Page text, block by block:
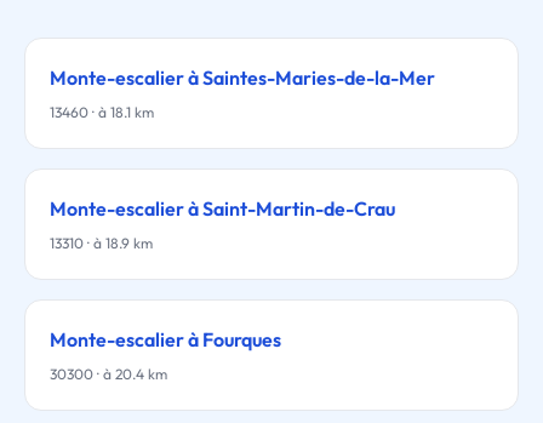
Monte-escalier à Saintes-Maries-de-la-Mer
13460 · à 18.1 km
Monte-escalier à Saint-Martin-de-Crau
13310 · à 18.9 km
Monte-escalier à Fourques
30300 · à 20.4 km